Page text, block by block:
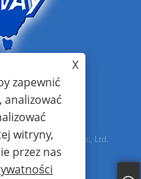
Appliances Co., Ltd.
X
zapewnić
analizować
witryny,
przez nas